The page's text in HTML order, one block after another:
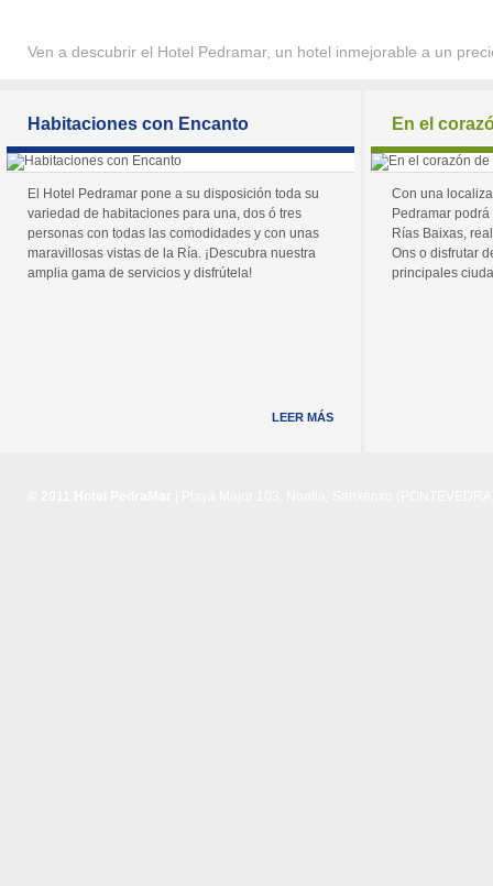
Ven a descubrir el Hotel Pedramar, un hotel inmejorable a un
Habitaciones con Encanto
El Hotel Pedramar pone a su disposición toda su
variedad de habitaciones para una, dos ó tres
personas con todas las comodidades y con unas
maravillosas vistas de la Ría. ¡Descubra nuestra
amplia gama de servicios y disfrútela!
LEER MÁS
En el
Con una
Pedramar
Rías Baixas,
Ons o disfrutar
principales